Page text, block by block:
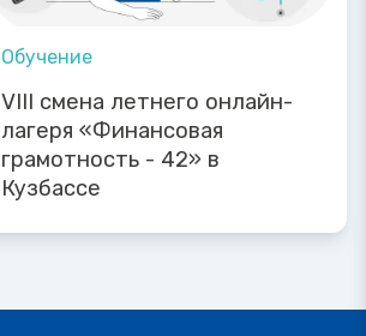
Обучение
VIII смена летнего онлайн-
лагеря «Финансовая
грамотность - 42» в
Кузбассе